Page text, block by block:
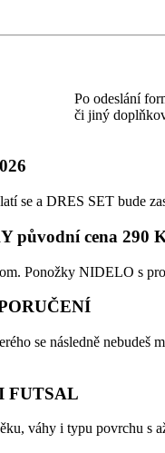
Po odeslání
či jiný
se a DRES SET bude
původní cena 290
Ponožky NIDELO s
se následně
FUTSAL
váhy i typu povrchu s